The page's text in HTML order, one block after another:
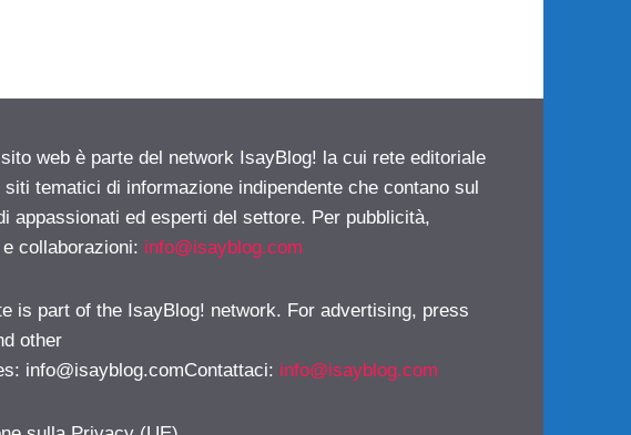
web è parte del network IsayBlog! la cui rete editoriale
siti tematici di informazione indipendente che contano sul
appassionati ed esperti del settore. Per pubblicità,
collaborazioni: info@isayblog.com
is part of the IsayBlog! network. For advertising, press
other
info@isayblog.comContattaci: info@isayblog.com